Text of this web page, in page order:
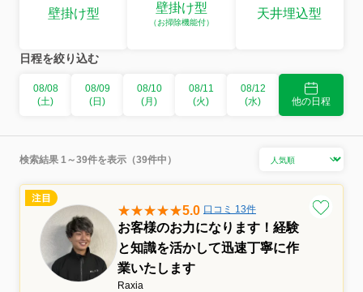
壁掛け型 壁掛け型
（お掃除機能付）
天井埋込型
日程を絞り込む
08/08
(土)
08/09
(日)
08/10
(月)
08/11
(火)
08/12
(水)
他の日程
検索結果 1～39件を表示（39件中）
5.0 口コミ 13件
お客様のお力になります！経験
と知識を活かして迅速丁寧に作
業いたします
Raxia